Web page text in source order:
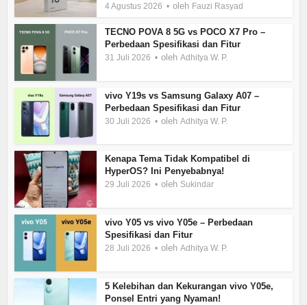
4 Agustus 2026 oleh Fauzi Rasyad
TECNO POVA 8 5G vs POCO X7 Pro –
Perbedaan Spesifikasi dan Fitur
31 Juli 2026 olehAdhitya W. P.
vivo Y19s vs Samsung Galaxy A07 –
Perbedaan Spesifikasi dan Fitur
30 Juli 2026 olehAdhitya W. P.
Kenapa Tema Tidak Kompatibel di
HyperOS? Ini Penyebabnya!
29 Juli 2026 oleh Sukindar
vivo Y05 vs vivo Y05e – Perbedaan
Spesifikasi dan Fitur
28 Juli 2026 olehAdhitya W. P.
5 Kelebihan dan Kekurangan vivo Y05e,
Ponsel Entri yang Nyaman!